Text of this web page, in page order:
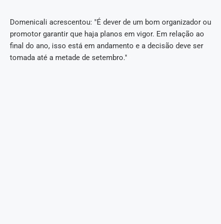
Domenicali acrescentou: "É dever de um bom organizador ou
promotor garantir que haja planos em vigor. Em relação ao
final do ano, isso está em andamento e a decisão deve ser
tomada até a metade de setembro."